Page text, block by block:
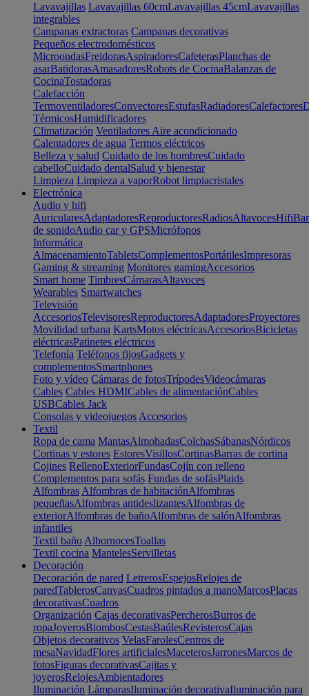
Lavavajillas Lavavajillas 60cmLavavajillas 45cmLavavajillas
integrables
Campanas extractoras Campanas decorativas
Pequeños electrodomésticos
MicroondasFreidorasAspiradoresCafeterasPlanchas de
asarBatidorasAmasadoresRobots de CocinaBalanzas de
CocinaTostadoras
Calefacción
TermoventiladoresConvectoresEstufasRadiadoresCalefactores
TérmicosHumidificadores
Climatización Ventiladores Aire acondicionado
Calentadores de agua Termos eléctricos
Belleza y salud Cuidado de los hombresCuidado
cabelloCuidado dentalSalud y bienestar
Limpieza Limpieza a vaporRobot limpiacristales
Electrónica
Audio y hifi
AuricularesAdaptadoresReproductoresRadiosAltavocesHifi
de sonidoAudio car y GPSMicrófonos
Informática
AlmacenamientoTabletsComplementosPortátilesImpresoras
Gaming & streaming Monitores gamingAccesorios
Smart home TimbresCámarasAltavoces
Wearables Smartwatches
Televisión
AccesoriosTelevisoresReproductoresAdaptadoresProyectores
Movilidad urbana KartsMotos eléctricasAccesoriosBicicletas
eléctricasPatinetes eléctricos
Telefonía Teléfonos fijosGadgets y
complementosSmartphones
Foto y vídeo Cámaras de fotosTrípodesVideocámaras
Cables Cables HDMICables de alimentaciónCables
USBCables Jack
Consolas y videojuegos Accesorios
Textil
Ropa de cama MantasAlmohadasColchasSábanasNórdicos
Cortinas y estores EstoresVisillosCortinasBarras de cortina
Cojines RellenoExteriorFundasCojín con relleno
Complementos para sofás Fundas de sofásPlaids
Alfombras Alfombras de habitaciónAlfombras
pequeñasAlfombras antideslizantesAlfombras de
exteriorAlfombras de bañoAlfombras de salónAlfombras
infantiles
Textil baño AlbornocesToallas
Textil cocina MantelesServilletas
Decoración
Decoración de pared LetrerosEspejosRelojes de
paredTablerosCanvasCuadros pintados a manoMarcosPlacas
decorativasCuadros
Organización Cajas decorativasPercherosBurros de
ropaJoyerosBiombosCestasBaúlesRevisterosCajas
Objetos decorativos VelasFarolesCentros de
mesaNavidadFlores artificialesMaceterosJarronesMarcos de
fotosFiguras decorativasCajitas y
joyerosRelojesAmbientadores
Iluminación LámparasIluminación decorativaIluminación para